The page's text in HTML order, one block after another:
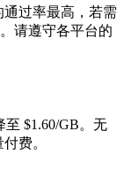
过率最高，若需
请遵守各平台的
至 $1.60/GB。无
费。